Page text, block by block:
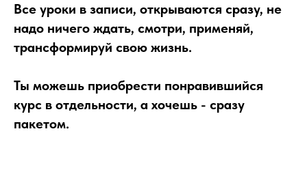
Все уроки в записи, открываются сразу, не
надо ничего ждать, смотри, применяй,
трансформируй свою жизнь.
Ты можешь приобрести понравившийся
курс в отдельности, а хочешь - сразу
пакетом.